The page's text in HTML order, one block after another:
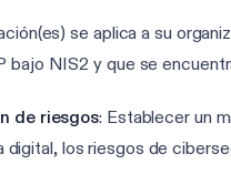
se aplica a su
bajo NIS2 y que se
de riesgos: Establecer un
digital, los riesgos de